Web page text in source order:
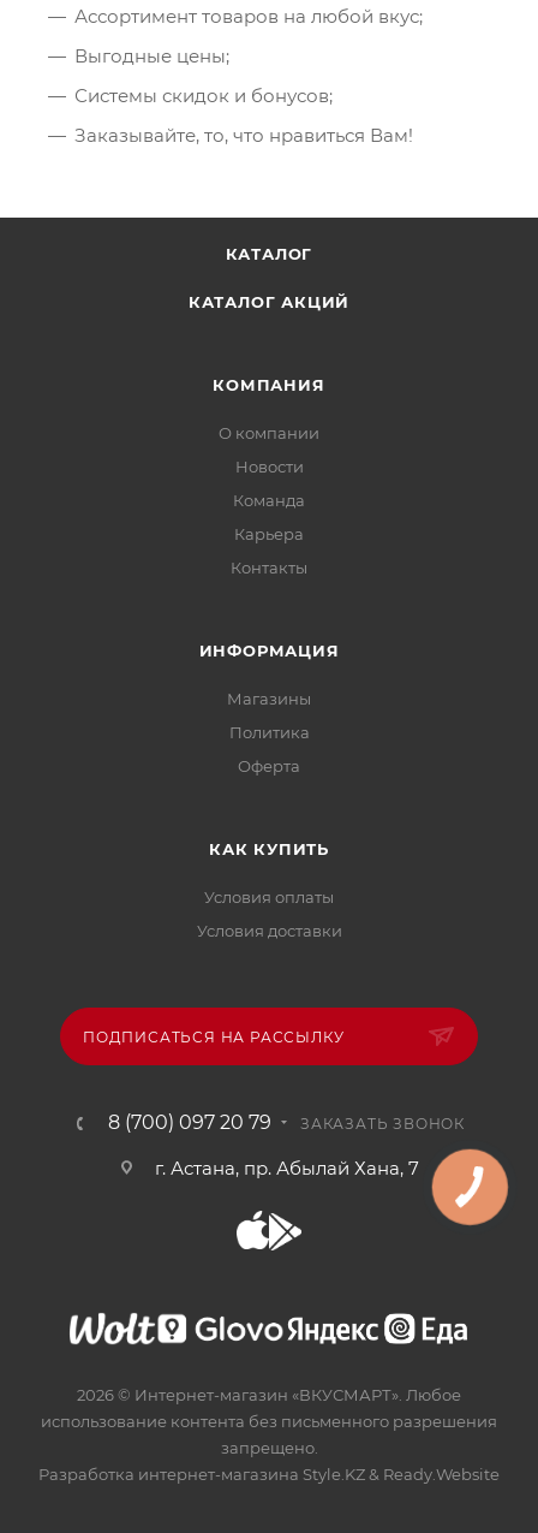
Ассортимент товаров на любой вкус;
Выгодные цены;
Системы скидок и бонусов;
Заказывайте, то, что нравиться Вам!
КАТАЛОГ
КАТАЛОГ АКЦИЙ
КОМПАНИЯ
О компании
Новости
Команда
Карьера
Контакты
ИНФОРМАЦИЯ
Магазины
Политика
Офертa
КАК КУПИТЬ
Условия оплаты
Условия доставки
ПОДПИСАТЬСЯ НА РАССЫЛКУ
8 (700) 097 20 79 ЗАКАЗАТЬ ЗВОНОК
г. Астана, пр. Абылай Хана, 7
2026 © Интернет-магазин «ВКУСМАРТ». Любое
использование контента без письменного разрешения
запрещено.
Разработка интернет-магазина Style.KZ& Ready.Website